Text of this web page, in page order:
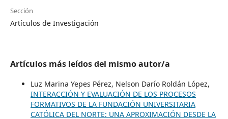
Sección
Artículos de Investigación
Artículos más leídos del mismo autor/a
Luz Marina Yepes Pérez, Nelson Darío Roldán López,
INTERACCIÓN Y EVALUACIÓN DE LOS PROCESOS
FORMATIVOS DE LA FUNDACIÓN UNIVERSITARIA
CATÓLICA DEL NORTE: UNA APROXIMACIÓN DESDE LA